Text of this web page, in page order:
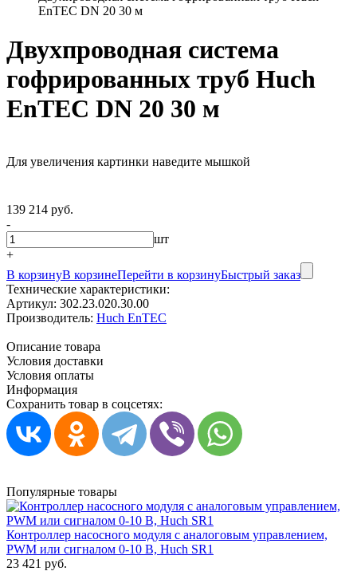
EnTEC DN 20 30 м
Двухпроводная система
гофрированных труб Huch
EnTEC DN 20 30 м
Для увеличения картинки наведите мышкой
139 214 руб.
-
шт
+
В корзинуВ корзинеПерейти в корзинуБыстрый заказ
Технические характеристики:
Артикул: 302.23.020.30.00
Производитель: Huch EnTEC
Описание товара
Условия доставки
Условия оплаты
Информация
Сохранить товар в соцсетях:
Популярные товары
Контроллер насосного модуля с аналоговым управлением,
PWM или сигналом 0-10 В, Huch SR1
23 421 руб.